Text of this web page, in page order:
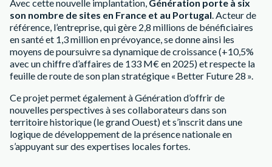
Avec cette nouvelle implantation, Génération porte à six
son nombre de sites en France et au Portugal. Acteur de
référence, l’entreprise, qui gère 2,8 millions de bénéficiaires
en santé et 1,3 million en prévoyance, se donne ainsi les
moyens de poursuivre sa dynamique de croissance (+10,5%
avec un chiffre d’affaires de 133 M€ en 2025) et respecte la
feuille de route de son plan stratégique « Better Future 28 ».
Ce projet permet également à Génération d’offrir de
nouvelles perspectives à ses collaborateurs dans son
territoire historique (le grand Ouest) et s’inscrit dans une
logique de développement de la présence nationale en
s’appuyant sur des expertises locales fortes.